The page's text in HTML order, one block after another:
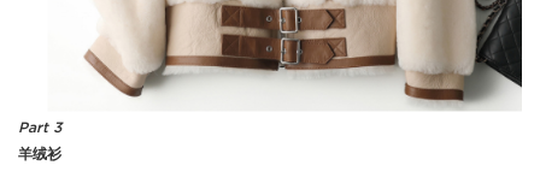
Part 3
羊绒衫